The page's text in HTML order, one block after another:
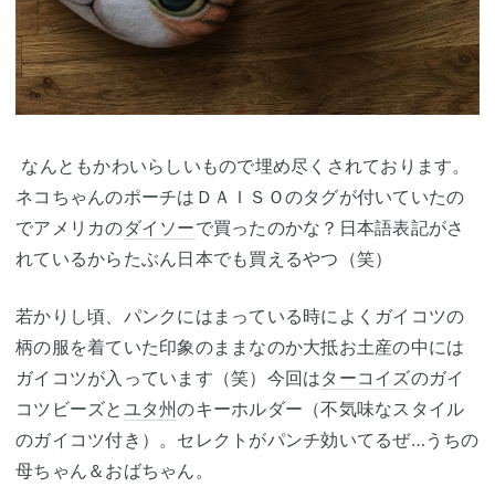
なんともかわいらしいもので埋め尽くされております。
ネコちゃんのポーチはＤＡＩＳＯのタグが付いていたの
でアメリカのダイソーで買ったのかな？日本語表記がさ
れているからたぶん日本でも買えるやつ（笑）
若かりし頃、パンクにはまっている時によくガイコツの
柄の服を着ていた印象のままなのか大抵お土産の中には
ガイコツが入っています（笑）今回はターコイズのガイ
コツビーズと ユタ州のキーホルダー（不気味なスタイル
のガイコツ付き）。セレクトがパンチ効いてるぜ…うちの
母ちゃん＆おばちゃん。